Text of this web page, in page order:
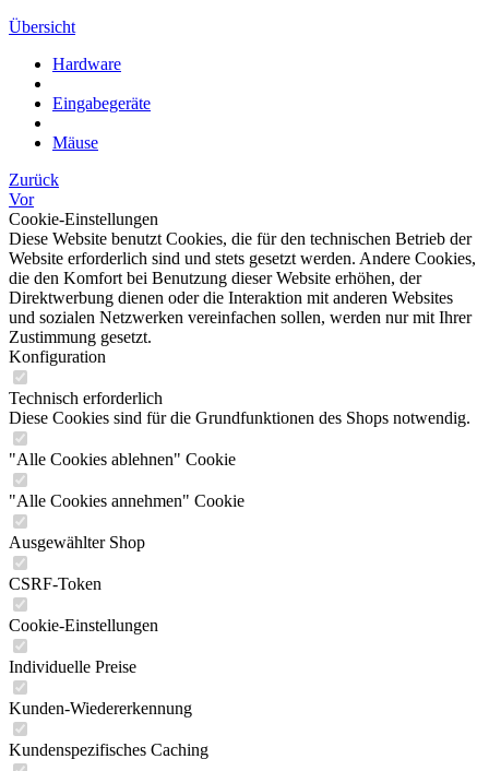
Übersicht
Hardware
Eingabegeräte
Mäuse
Zurück
Vor
Cookie-Einstellungen
Diese Website benutzt Cookies, die für den technischen Betrieb der
Website erforderlich sind und stets gesetzt werden. Andere Cookies,
die den Komfort bei Benutzung dieser Website erhöhen, der
Direktwerbung dienen oder die Interaktion mit anderen Websites
und sozialen Netzwerken vereinfachen sollen, werden nur mit Ihrer
Zustimmung gesetzt.
Konfiguration
Technisch erforderlich
Diese Cookies sind für die Grundfunktionen des Shops notwendig.
"Alle Cookies ablehnen" Cookie
"Alle Cookies annehmen" Cookie
Ausgewählter Shop
CSRF-Token
Cookie-Einstellungen
Individuelle Preise
Kunden-Wiedererkennung
Kundenspezifisches Caching